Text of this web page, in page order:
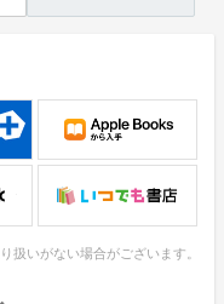
扱いがない場合がございます。